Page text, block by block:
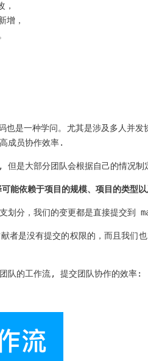
，
增，
是一种学问。尤其是涉及多人并
成员协作效率.
但是大部分团队会根据自己的情况
能依赖于项目的规模、项目的类型
划分，我们的变更都是直接提交到
者是没有提交的权限的，而且我们
队的工作流, 提交团队协作的效率: